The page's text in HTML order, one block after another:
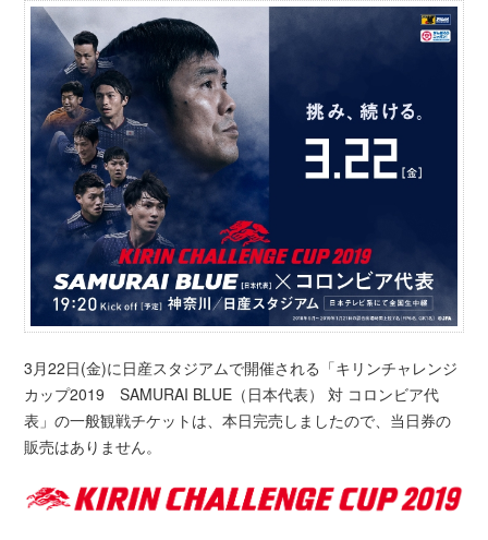
3月22日(金)に日産スタジアムで開催される「キリンチャレンジ
カップ2019 SAMURAI BLUE（日本代表） 対 コロンビア代
表」の一般観戦チケットは、本日完売しましたので、当日券の
販売はありません。